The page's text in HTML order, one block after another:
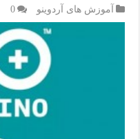
آموزش های آردوینو 0